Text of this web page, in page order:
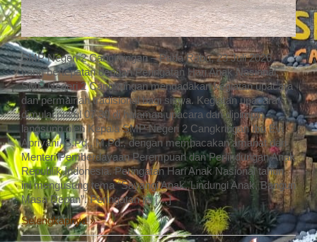
SMP Negeri 2 Cangkringan – Pada Rabu, 23 Juli 2026
yang bertepatan dengan Peringatan Hari Anak Nasional,
SMP Negeri 2 Cangkringan mengadakan kegiatan upacara
dan permainan tradisional bagi siswa. Kegiatan upacara
dimulai pukul 07.30 di halaman upacara dan dipimpin
langsung oleh Kepala SMP Negeri 2 Cangkringan Ibu Evi
Apriyani, S.Pd., M.Pd., dengan membacakan amanat dari
Menteri Pemberdayaan Perempuan dan Perlindungan Anak
Republik Indonesia. Peringatan Hari Anak Nasional tahun
ini mengusung tema “Sayangi Anak, Lindungi Anak, Bangun
Masa Depan”. Peringatan ini […]
Selengkapnya »